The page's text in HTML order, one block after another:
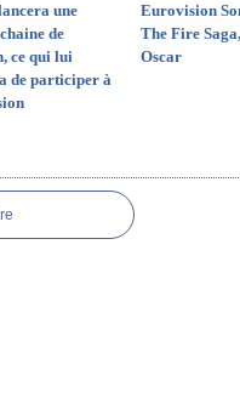
une
de
ce qui lui
de participer à
Eurovision
The Fire
Oscar